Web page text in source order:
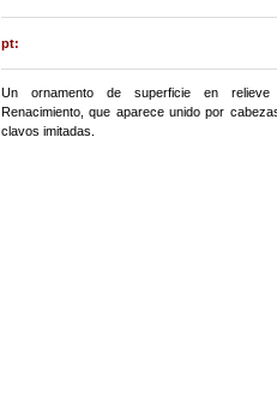
pt:
Un ornamento de superficie en relieve
Renacimiento, que aparece unido por
clavos imitadas.